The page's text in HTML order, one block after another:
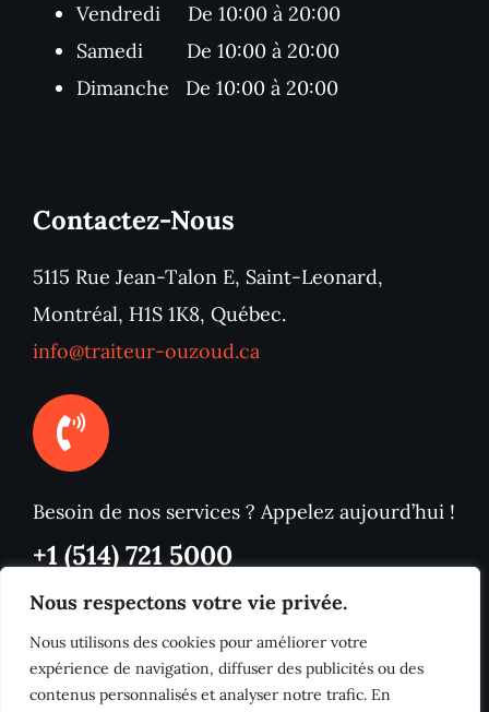
Nous respectons votre vie privée.
Nous utilisons des cookies pour améliorer votre
expérience de navigation, diffuser des publicités ou des
contenus personnalisés et analyser notre trafic. En
Vendredi De 10:00 à 20:00
Samedi De 10:00 à 20:00
Dimanche De 10:00 à 20:00
Contactez-Nous
5115 Rue Jean-Talon E, Saint-Leonard,
Montréal, H1S 1K8, Québec.
info@traiteur-ouzoud.ca
Besoin de nos services ? Appelez aujourd’hui !
+1 (514) 721 5000